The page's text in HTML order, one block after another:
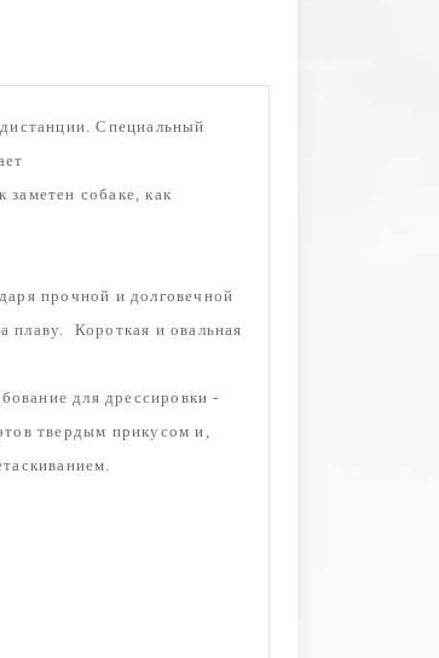
Специальный
собаке, как
прочной и долговечной
плаву.
Короткая и овальная
для дрессировки -
твердым прикусом и,